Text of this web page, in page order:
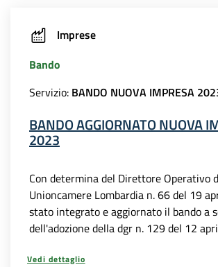
Imprese
Bando
Servizio: BANDO NUOVA IMPRESA
BANDO AGGIORNATO NUOVA
2023
Con determina del Direttore Operativo
Unioncamere Lombardia n. 66 del 19
stato integrato e aggiornato il bando a
dell'adozione della dgr n. 129 del 12
Vedi dettaglio